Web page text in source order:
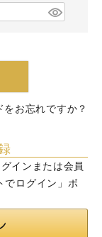
をお忘れですか？
インまたは会員
でログイン」ボ